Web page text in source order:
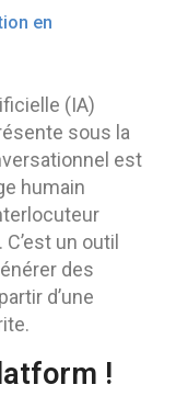
en
(IA)
sous la
est
humain
un outil
des
d’une
!